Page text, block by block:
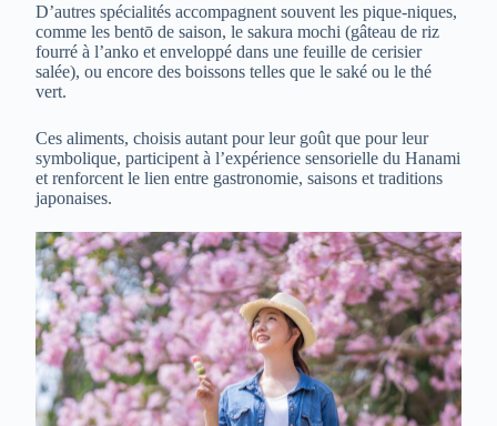
D’autres spécialités accompagnent souvent les pique-niques,
comme les bentō de saison, le sakura mochi (gâteau de riz
fourré à l’anko et enveloppé dans une feuille de cerisier
salée), ou encore des boissons telles que le saké ou le thé
vert.
Ces aliments, choisis autant pour leur goût que pour leur
symbolique, participent à l’expérience sensorielle du Hanami
et renforcent le lien entre gastronomie, saisons et traditions
japonaises.